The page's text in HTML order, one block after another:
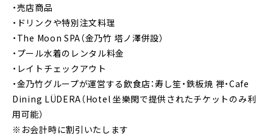
・売店商品
・ドリンクや特別注文料理
・The Moon SPA（金乃竹 塔ノ澤併設）
・プール水着のレンタル料金
・レイトチェックアウト
・金乃竹グループが運営する飲食店：寿し笙・鉄板焼 禅・Cafe
Dining LÜDERA（Hotel 坐樂閑で提供されたチケットのみ利
用可能）
※お会計時に割引いたします